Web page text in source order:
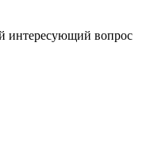
интересующий вопрос